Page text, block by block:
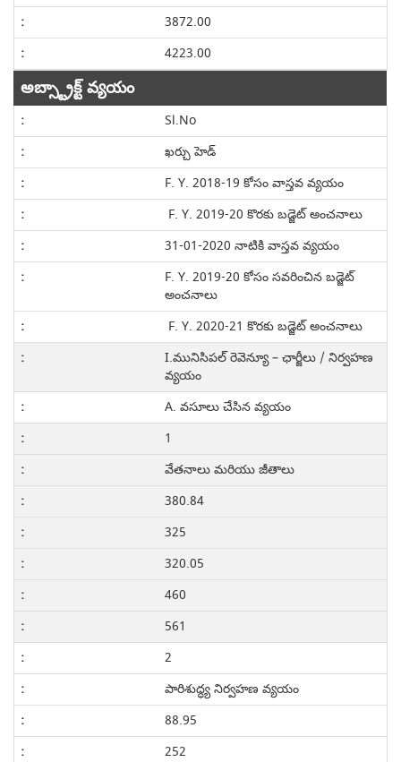
3872.00
4223.00
అబ్స్ట్రాక్ట్ వ్యయం
Sl.No
ఖర్చు హెడ్
F. Y. 2018-19 కోసం వాస్తవ వ్యయం
F. Y. 2019-20 కొరకు బడ్జెట్ అంచనాలు
31-01-2020 నాటికి వాస్తవ వ్యయం
F. Y. 2019-20 కోసం సవరించిన బడ్జెట్
అంచనాలు
F. Y. 2020-21 కొరకు బడ్జెట్ అంచనాలు
I.మునిసిపల్ రెవెన్యూ – ఛార్జీలు / నిర్వహణ
వ్యయం
A. వసూలు చేసిన వ్యయం
1
వేతనాలు మరియు జీతాలు
380.84
325
320.05
460
561
2
పారిశుద్ధ్య నిర్వహణ వ్యయం
88.95
252